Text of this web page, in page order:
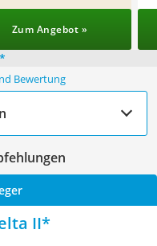
Zum Angebot »
*
Bewertung
II